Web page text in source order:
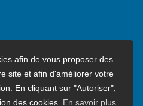
afin de vous proposer des
site et afin d'améliorer votre
En cliquant sur "Autoriser",
des cookies. En savoir plus